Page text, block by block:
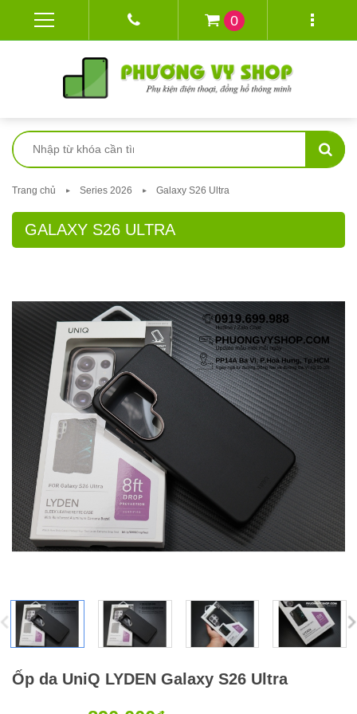
0
Trang chủ Series 2026 Galaxy S26 Ultra
GALAXY S26 ULTRA
Ốp da UniQ LYDEN Galaxy S26 Ultra